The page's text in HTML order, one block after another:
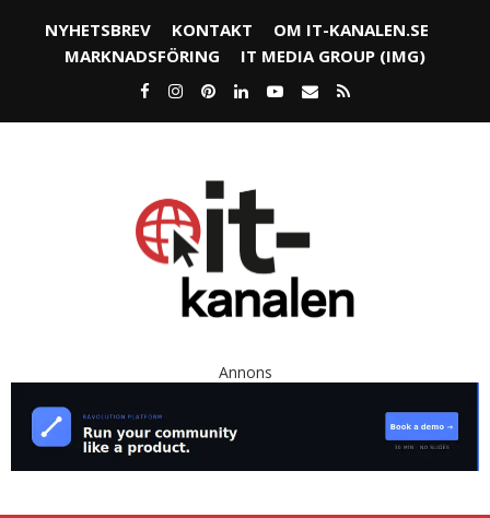
NYHETSBREV KONTAKT
OM IT-KANALEN.SE
MARKNADSFÖRING
IT MEDIA GROUP (IMG)
Annons